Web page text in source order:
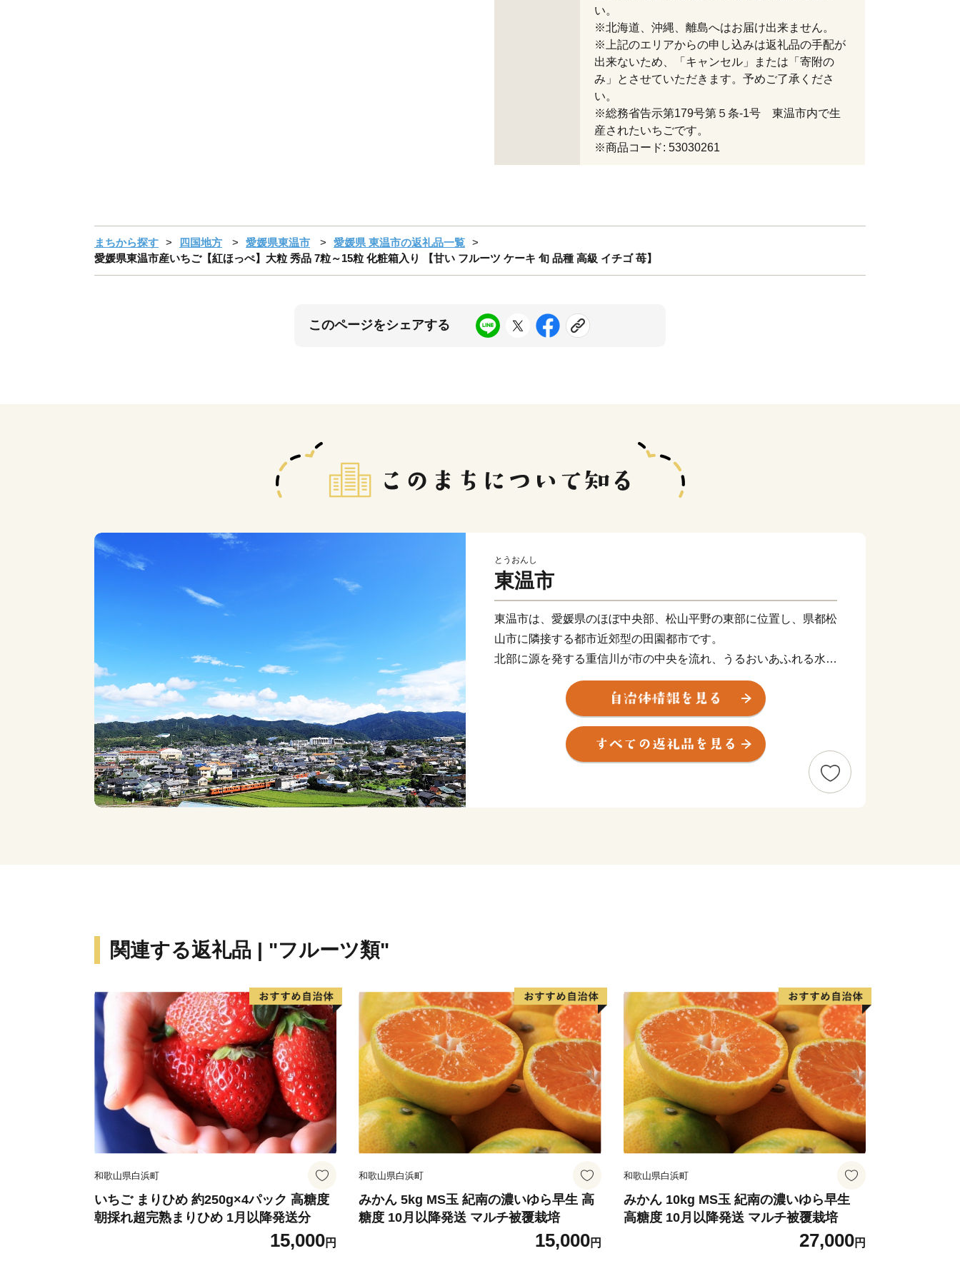
い。
※北海道、沖縄、離島へはお届け出来ません。
※上記のエリアからの申し込みは返礼品の手配が
出来ないため、「キャンセル」または「寄附の
み」とさせていただきます。予めご了承くださ
い。
※総務省告示第179号第５条-1号 東温市内で生
産されたいちごです。
※商品コード: 53030261
まちから探す 四国地方 愛媛県東温市
愛媛県 東温市の返礼品一覧
愛媛県東温市産いちご【紅ほっぺ】大粒 秀品 7粒～15粒 化粧箱入り 【甘い フルーツ ケーキ 旬 品種 高級 イチゴ 苺】
このページをシェアする
とうおんし
東温市
東温市は、愛媛県のほぼ中央部、松山平野の東部に位置し、県都松
山市に隣接する都市近郊型の田園都市です。
北部に源を発する重信川が市の中央を流れ、うるおいあふれる水辺
空間に恵まれるとともに、南部の皿ヶ嶺連峰県立自然公園は、東部
の霊峰石鎚山系と連なり、棚田や渓谷を有する里山が自然美を形成
しています。また、常設のミュージカル劇場ではプロのミュージカ
ル俳優の演劇が１年中行われていたり、地域では秋祭り行事などの
無形民俗文化財が、住民の手で現在も数多く保存されているなど、
芸術・文化・歴史が息づくアートのまちとしても近年注目されてお
関連する返礼品 | "フルーツ類"
和歌山県白浜町
いちご まりひめ 約250g×4パック 高糖度
朝採れ超完熟まりひめ 1月以降発送分
15,000円
和歌山県白浜町
みかん 5kg MS玉 紀南の濃いゆら早生 高
糖度 10月以降発送 マルチ被覆栽培
15,000円
和歌山県白浜町
みかん 10kg MS玉 紀南の濃いゆら早生
高糖度 10月以降発送 マルチ被覆栽培
27,000円